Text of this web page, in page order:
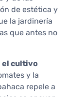
de estética y
la jardinería
que antes no
el cultivo
y la
repele a